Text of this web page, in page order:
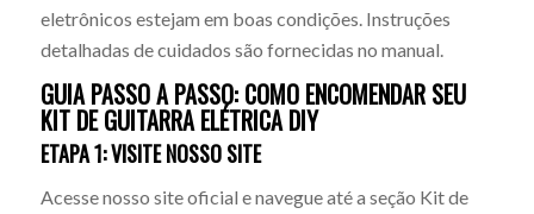
eletrônicos estejam em boas condições. Instruções
detalhadas de cuidados são fornecidas no manual.
GUIA PASSO A PASSO: COMO ENCOMENDAR SEU
KIT DE GUITARRA ELÉTRICA DIY
ETAPA 1: VISITE NOSSO SITE
Acesse nosso site oficial e navegue até a seção Kit de